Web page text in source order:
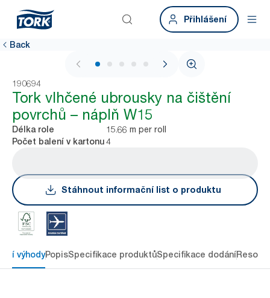
Přihlášení
Back
1 / 5
190694
Tork vlhčené ubrousky na čištění
povrchů – náplň W15
Délka role 15.66 m per roll
Počet balení v kartonu4
Stáhnout informační list o produktu
výhodyPopisSpecifikace produktůSpecifikace dodání